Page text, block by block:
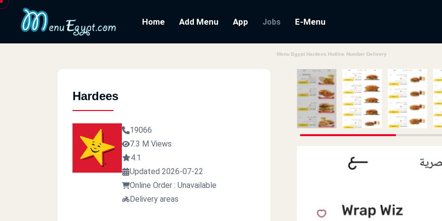
Home Add Menu App Jobs E-Menu
Menu Egypt Hardees Hotline Number Delivery
Hardees
19066
7.3 M Views
4.1
Updated 2026-07-22
Online Order : Unavailable
Delivery areas